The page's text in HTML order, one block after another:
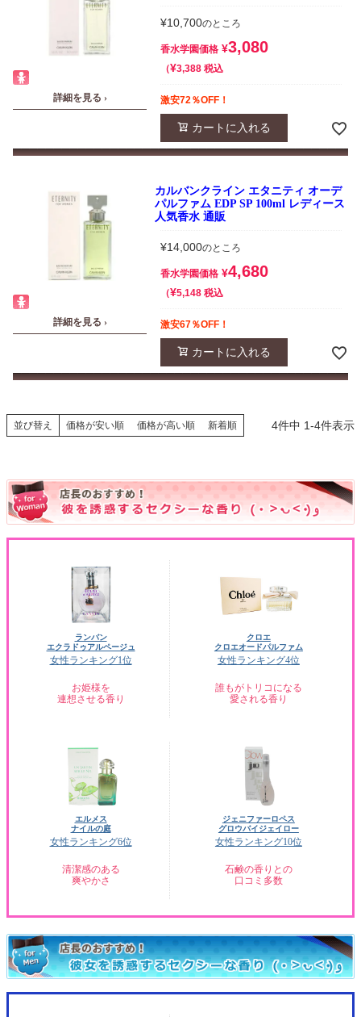
詳細を見る ›
¥10,700のところ
香水学園価格 ¥3,080
¥3,388 税込
激安72％OFF！
カートに入れる
詳細を見る ›
カルバンクライン エタニティ オーデ
パルファム EDP SP 100ml レディース
人気香水 通販
¥14,000のところ
香水学園価格 ¥4,680
¥5,148 税込
激安67％OFF！
カートに入れる
並び替え 価格が安い順 価格が高い順 新着順 4件中 1-4件表示
ランバン
エクラドゥアルページュ
女性ランキング1位
お姫様を
連想させる香り
クロエ
クロエオードパルファム
女性ランキング4位
誰もがトリコになる
愛される香り
エルメス
ナイルの庭
女性ランキング6位
清潔感のある
爽やかさ
ジェニファーロペス
グロウバイジェイロー
女性ランキング10位
石鹸の香りとの
口コミ多数